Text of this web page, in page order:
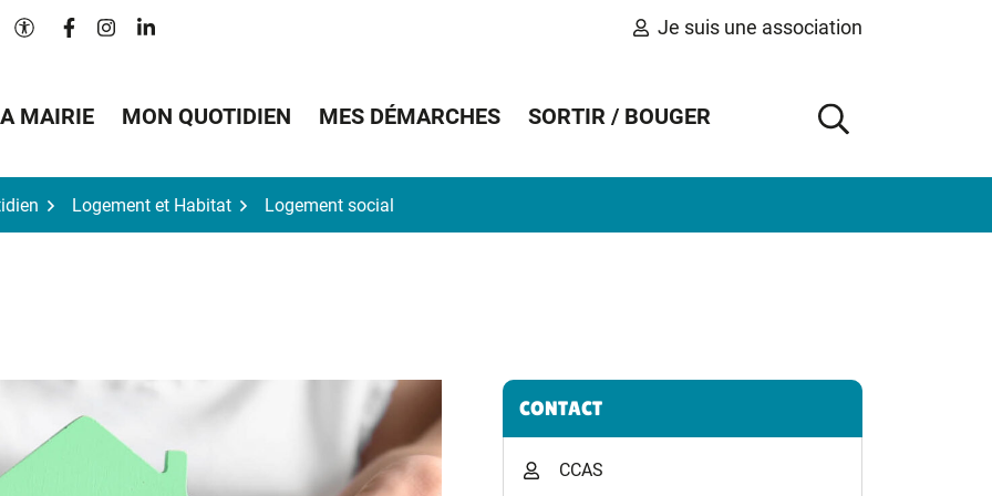
Paramètres d'accessibilité
Lien vers le compte Facebook
Lien vers le compte Instagram
Lien vers le compte Linkedin Je suis une association
MAIRIE MON QUOTIDIEN MES DÉMARCHES SORTIR / BOUGER
AFFICHER
Logement et Habitat Logement social
Informations complémentaires
CONTACT
CCAS